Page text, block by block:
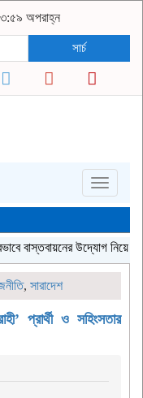
অপরাহ্ন
সার্চ
Toggle
উদ্যোগ নিয়েছে সরকার
, সারাদেশ
প্রার্থী ও সহিংসতার